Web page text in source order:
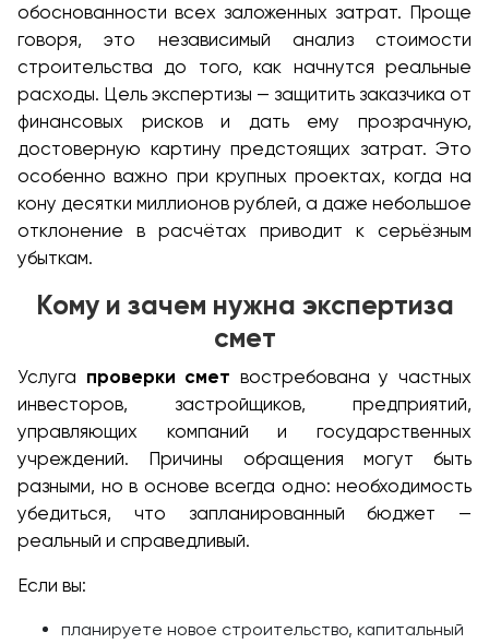
обоснованности всех заложенных затрат. Проще
говоря, это независимый анализ стоимости
строительства до того, как начнутся реальные
расходы. Цель экспертизы — защитить заказчика от
финансовых рисков и дать ему прозрачную,
достоверную картину предстоящих затрат. Это
особенно важно при крупных проектах, когда на
кону десятки миллионов рублей, а даже небольшое
отклонение в расчётах приводит к серьёзным
убыткам.
Кому и зачем нужна экспертиза
смет
Услуга проверки смет востребована у частных
инвесторов, застройщиков, предприятий,
управляющих компаний и государственных
учреждений. Причины обращения могут быть
разными, но в основе всегда одно: необходимость
убедиться, что запланированный бюджет —
реальный и справедливый.
Если вы:
планируете новое строительство, капитальный